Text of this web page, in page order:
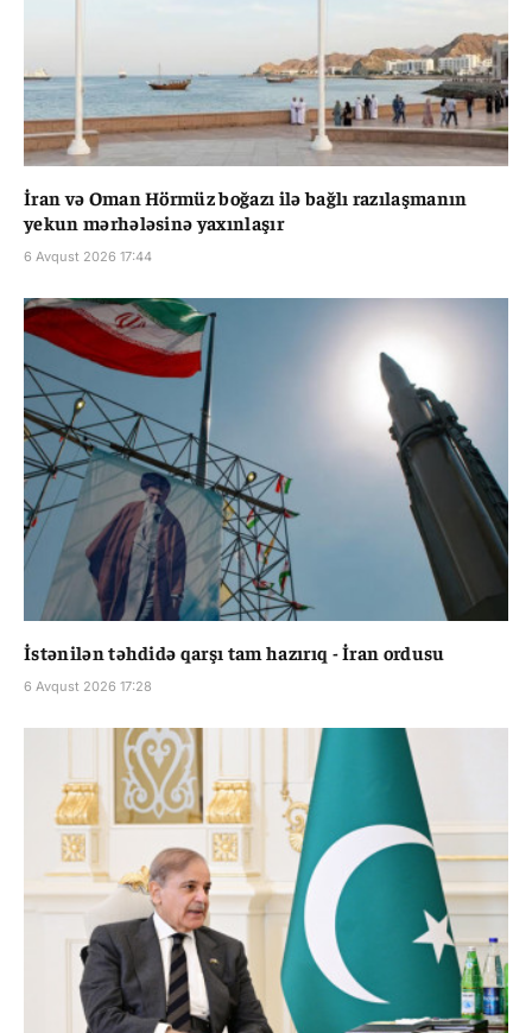
İran və Oman Hörmüz boğazı ilə bağlı razılaşmanın
yekun mərhələsinə yaxınlaşır
6 Avqust 2026 17:44
İstənilən təhdidə qarşı tam hazırıq - İran ordusu
6 Avqust 2026 17:28